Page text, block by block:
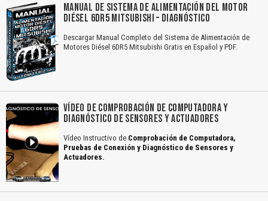
MANUAL DE SISTEMA DE ALIMENTACIÓN DEL MOTOR
DIÉSEL 6DR5 MITSUBISHI – DIAGNÓSTICO
Descargar Manual Completo del Sistema de Alimentación de
Motores Diésel 6DR5 Mitsubishi Gratis en Español y PDF.
VÍDEO DE COMPROBACIÓN DE COMPUTADORA Y
DIAGNÓSTICO DE SENSORES Y ACTUADORES
Vídeo Instructivo de Comprobación de Computadora,
Pruebas de Conexión y Diagnóstico de Sensores y
Actuadores.